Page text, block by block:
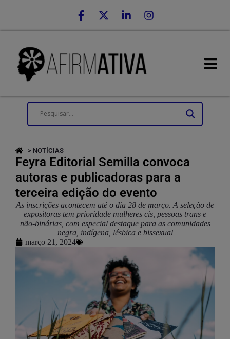
> NOTÍCIAS
Feyra Editorial Semilla convoca
autoras e publicadoras para a
terceira edição do evento
As inscrições acontecem até o dia 28 de março. A seleção de
expositoras tem prioridade mulheres cis, pessoas trans e
não-binárias, com especial destaque para as comunidades
negra, indígena, lésbica e bissexual
março 21, 2024